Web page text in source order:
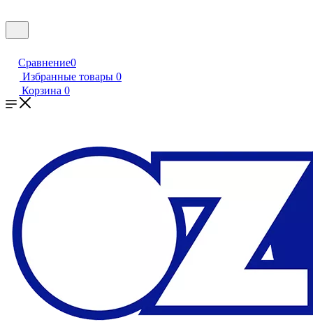
Сравнение0
Избранные товары 0
Корзина 0